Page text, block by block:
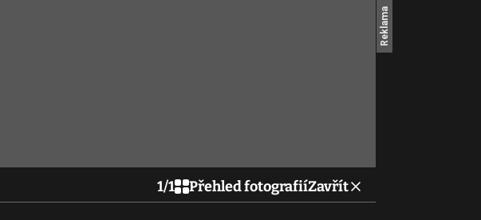
1/1 Přehled fotografiíZavřít